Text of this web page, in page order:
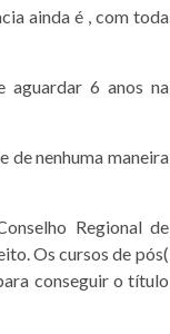
ainda é , com toda
aguardar 6 anos na
de nenhuma maneira
Regional de
Os cursos de pós(
conseguir o título